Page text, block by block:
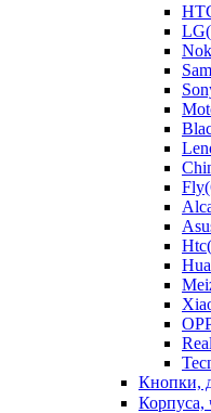
LG
Fly
Htc
Кнопки,
Корпуса,